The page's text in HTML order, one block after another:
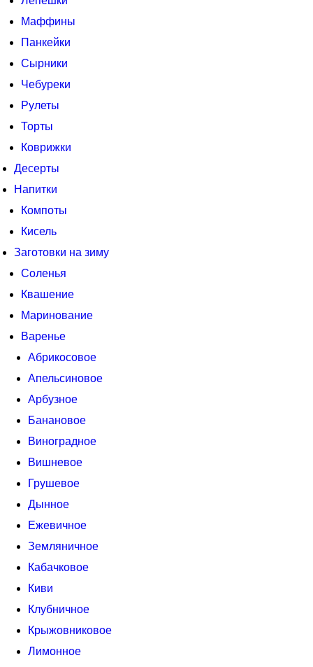
Маффины
Панкейки
Сырники
Чебуреки
Рулеты
Торты
Коврижки
Десерты
Напитки
Компоты
Кисель
Заготовки на зиму
Соленья
Квашение
Маринование
Варенье
Абрикосовое
Апельсиновое
Арбузное
Банановое
Виноградное
Вишневое
Грушевое
Дынное
Ежевичное
Земляничное
Кабачковое
Киви
Клубничное
Крыжовниковое
Лимонное